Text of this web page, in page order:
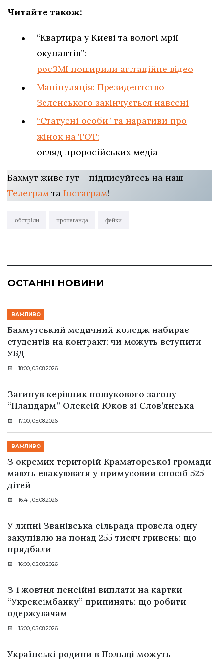
Читайте також:
“Квартира у Києві та вологі мрії
окупантів”:
росЗМІ поширили агітаційне відео
Маніпуляція: Президентство
Зеленського закінчується навесні
“Статусні особи” та наративи про
жінок на ТОТ:
огляд проросійських медіа
Бахмут живе тут – підписуйтесь на наш
Телеграм та Інстаграм!
обстріли пропаганда фейки
ОСТАННІ НОВИНИ
ВАЖЛИВО
Бахмутський медичний коледж набирає
студентів на контракт: чи можуть вступити
УБД
18:00, 05.08.2026
Загинув керівник пошукового загону
“Плацдарм” Олексій Юков зі Слов’янська
17:00, 05.08.2026
ВАЖЛИВО
З окремих територій Краматорської громади
мають евакуювати у примусовий спосіб 525
дітей
16:41, 05.08.2026
У липні Званівська сільрада провела одну
закупівлю на понад 255 тисяч гривень: що
придбали
16:00, 05.08.2026
З 1 жовтня пенсійні виплати на картки
“Укрексімбанку” припинять: що робити
одержувачам
15:00, 05.08.2026
Українські родини в Польщі можуть